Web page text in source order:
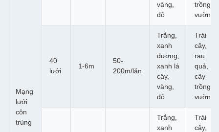
Mạng
lưới
côn
trùng
vàng,
đỏ
trồng,
vườn
40
lưới
1-6m
50-
200m/lăn
Trắng,
xanh
dương,
xanh lá
cây,
vàng,
đỏ
Trái
cây,
rau
quả,
cây
trồng,
vườn
Trắng,
xanh
Trái
cây,